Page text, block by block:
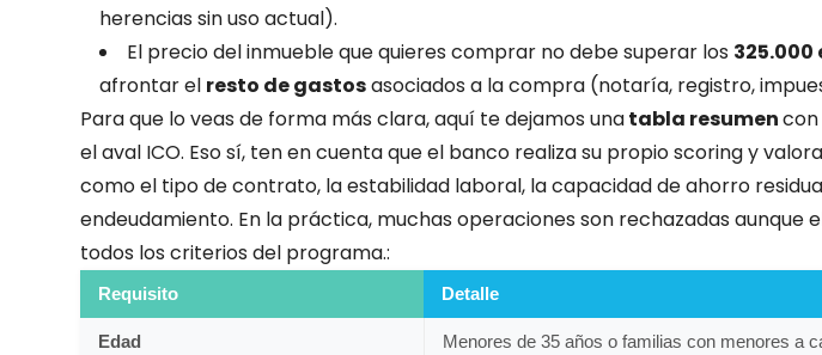
herencias sin uso actual).
El precio del inmueble que quieres comprar no debe superar los 325.000
afrontar el resto de gastosasociados a la compra (notaría, registro,
Para que lo veas de forma más clara, aquí te dejamos unatabla resumen
el aval ICO. Eso sí, ten en cuenta que el banco realiza su propio scoring y
como el tipo de contrato, la estabilidad laboral, la capacidad de ahorro
endeudamiento. En la práctica, muchas operaciones son rechazadas aunque
todos los criterios del programa.:
Requisito Detalle
Edad Menores de 35 años o familias con menores a